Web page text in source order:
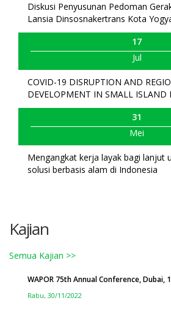
Diskusi Penyusunan Pedoman
Lansia Dinsosnakertrans Kota
17
Jul
COVID-19 DISRUPTION AND
DEVELOPMENT IN SMALL ISLAND
31
Mei
Mengangkat kerja layak bagi lanjut
solusi berbasis alam di Indonesia
Kajian
Semua Kajian >>
WAPOR 75th Annual Conference, Dubai,
Rabu, 30/11/2022